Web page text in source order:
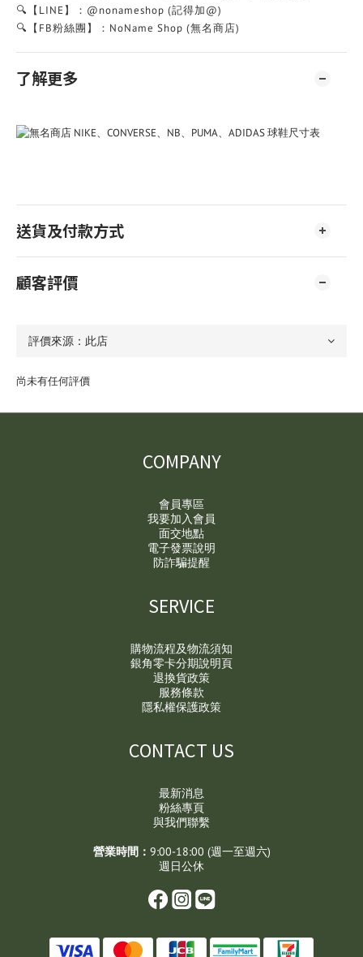
🔍【LINE】：@nonameshop (記得加@)
🔍【FB粉絲團】：NoName Shop (無名商店)
了解更多
送貨及付款方式
顧客評價
尚未有任何評價
COMPANY
會員專區
我要加入會員
面交地點
電子發票說明
防詐騙提醒
SERVICE
購物流程及物流須知
銀角零卡分期說明頁
退換貨政策
服務條款
隱私權保護政策
CONTACT US
最新消息
粉絲專頁
與我們聯繫
營業時間： 9:00-18:00 (週一至週六)
週日公休